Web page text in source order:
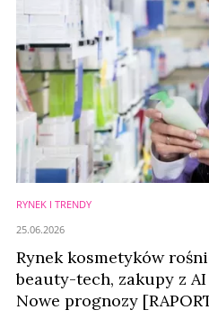
RYNEK I TRENDY
Rynek kosmetyków
beauty-tech, zakupy z
Nowe prognozy
25.06.2026